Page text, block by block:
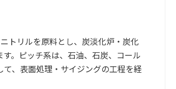
トリルを原料とし、炭淡化炉・炭化
。ピッチ系は、石油、石炭、コール
、表面処理・サイジングの工程を経